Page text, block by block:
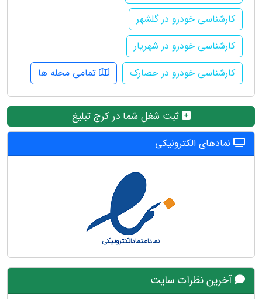
کارشناسی خودرو در گلشهر
کارشناسی خودرو در شهریار
کارشناسی خودرو در حصارک
تمامی محله ها
ثبت شغل شما در کرج تبلیغ
نمادهای الکترونیکی
آخرین نظرات سایت